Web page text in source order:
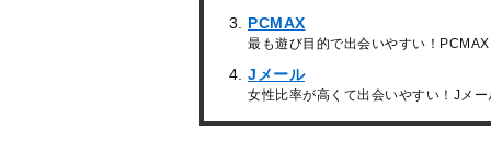
PCMAX
最も遊び目的で出会いやすい！PCMAX
Jメール
女性比率が高くて出会いやすい！Jメー